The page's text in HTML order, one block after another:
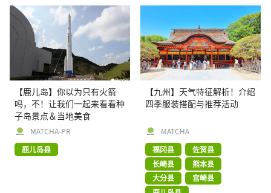
【鹿儿岛】你以为只有火箭
吗，不！让我们一起来看看种
子岛景点＆当地美食
MATCHA-PR
鹿儿岛县
【九州】天气特征解析！介绍
四季服装搭配与推荐活动
MATCHA
福冈县
佐贺县
长崎县
熊本县
大分县
宫崎县